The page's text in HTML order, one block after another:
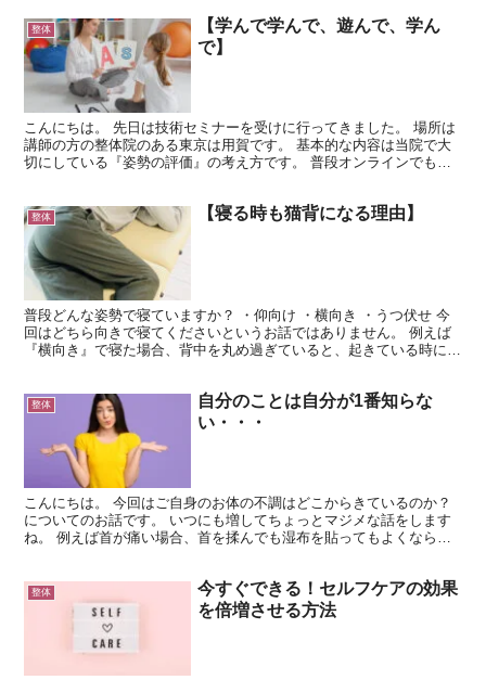
整体
【学んで学んで、遊んで、学ん
で】
こんにちは。 先日は技術セミナーを受けに行ってきました。 場所は
講師の方の整体院のある東京は用賀です。 基本的な内容は当院で大
切にしている『姿勢の評価』の考え方です。 普段オンラインでも学
整体 【寝る時も猫背になる理由】
普段どんな姿勢で寝ていますか？ ・仰向け ・横向き ・うつ伏せ 今
回はどちら向きで寝てくださいというお話ではありません。 例えば
『横向き』で寝た場合、背中を丸め過ぎていると、起きている時に猫
整体
自分のことは自分が1番知らな
い・・・
こんにちは。 今回はご自身のお体の不調はどこからきているのか？
についてのお話です。 いつにも増してちょっとマジメな話をします
ね。 例えば首が痛い場合、首を揉んでも湿布を貼ってもよくならな
整体
今すぐできる！セルフケアの効果
を倍増させる方法